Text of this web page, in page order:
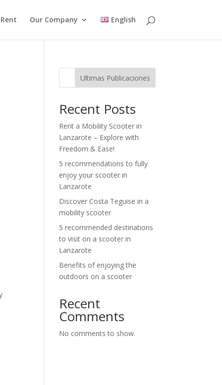
Our Company English
Ultimas Publicaciones
Recent Posts
Rent a Mobility Scooter in
Lanzarote – Explore with
Freedom & Ease!
5 recommendations to fully
enjoy your scooter in
Lanzarote
Discover Costa Teguise in a
mobility scooter
5 recommended destinations
to visit on a scooter in
Lanzarote
Benefits of enjoying the
outdoors on a scooter
Recent
Comments
No comments to show.